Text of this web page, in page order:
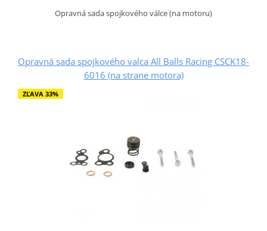
Opravná sada spojkového válce (na motoru)
Opravná sada spojkového valca All Balls Racing CSCK18-
6016 (na strane motora)
ZĽAVA 33%